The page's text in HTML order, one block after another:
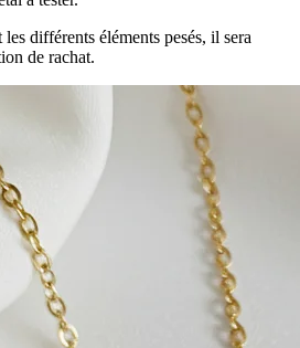
différents éléments pesés, il sera
de rachat.